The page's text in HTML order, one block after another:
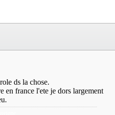
ds la chose.
en france l'ete je dors largement